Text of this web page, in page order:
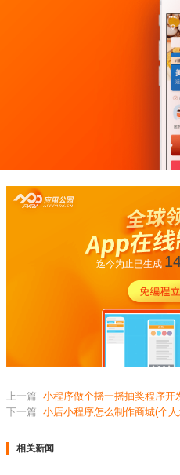
迄今为止已生成
上一篇 小程序做个摇一摇抽奖程序开
下一篇 小店小程序怎么制作商城(个
相关新闻